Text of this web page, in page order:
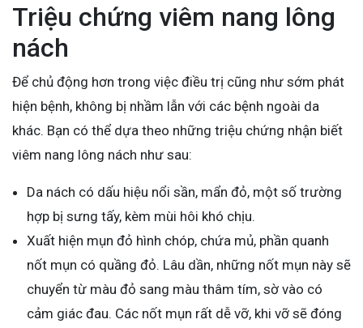
Triệu chứng viêm nang lông
nách
Để chủ động hơn trong việc điều trị cũng như sớm phát
hiện bệnh, không bị nhầm lẫn với các bệnh ngoài da
khác. Bạn có thể dựa theo những triệu chứng nhận biết
viêm nang lông nách như sau:
Da nách có dấu hiệu nổi sần, mẩn đỏ, một số trường
hợp bị sưng tấy, kèm mùi hôi khó chịu.
Xuất hiện mụn đỏ hình chóp, chứa mủ, phần quanh
nốt mụn có quầng đỏ. Lâu dần, những nốt mụn này sẽ
chuyển từ màu đỏ sang màu thâm tím, sờ vào có
cảm giác đau. Các nốt mụn rất dễ vỡ, khi vỡ sẽ đóng